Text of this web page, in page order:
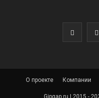
О проекте Компании